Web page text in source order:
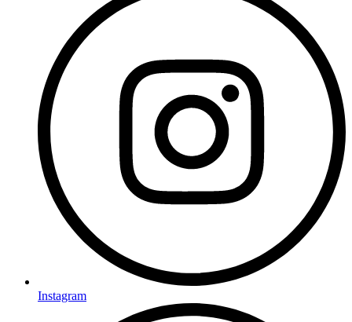
Instagram